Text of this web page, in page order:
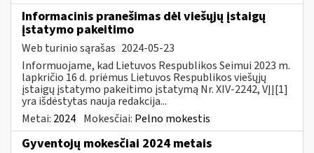
Informacinis pranešimas dėl viešųjų įstaigų
įstatymo pakeitimo
Web turinio sąrašas 2024-05-23
Informuojame, kad Lietuvos Respublikos Seimui 2023 m.
lapkričio 16 d. priėmus Lietuvos Respublikos viešųjų
įstaigų įstatymo pakeitimo įstatymą Nr. XIV-2242, VĮĮ[1]
yra išdėstytas nauja redakcija...
Metai: 2024 Mokesčiai: Pelno mokestis
Gyventojų mokesčiai 2024 metais